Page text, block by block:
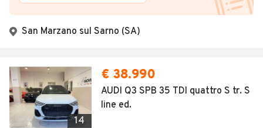
San Marzano sul Sarno (SA)
14
€ 38.990
AUDI Q3 SPB 35 TDI quattro S tr. S
line ed.